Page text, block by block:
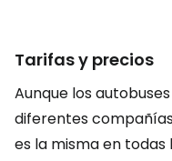
Tarifas y precios
Aunque los
diferentes
es la misma en todas